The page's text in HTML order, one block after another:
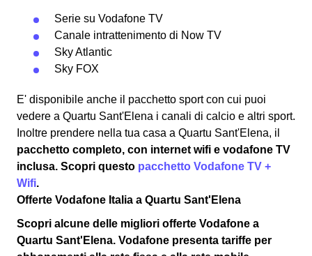
Serie su Vodafone TV
Canale intrattenimento di Now TV
Sky Atlantic
Sky FOX
E' disponibile anche il pacchetto sport con cui puoi
vedere a Quartu Sant'Elena i canali di calcio e altri sport.
Inoltre prendere nella tua casa a Quartu Sant'Elena, il
pacchetto completo, con internet wifi e vodafone TV
inclusa. Scopri questo pacchetto Vodafone TV +
Wifi.
Offerte Vodafone Italia a Quartu Sant'Elena
Scopri alcune delle migliori offerte Vodafone a
Quartu Sant'Elena. Vodafone presenta tariffe per